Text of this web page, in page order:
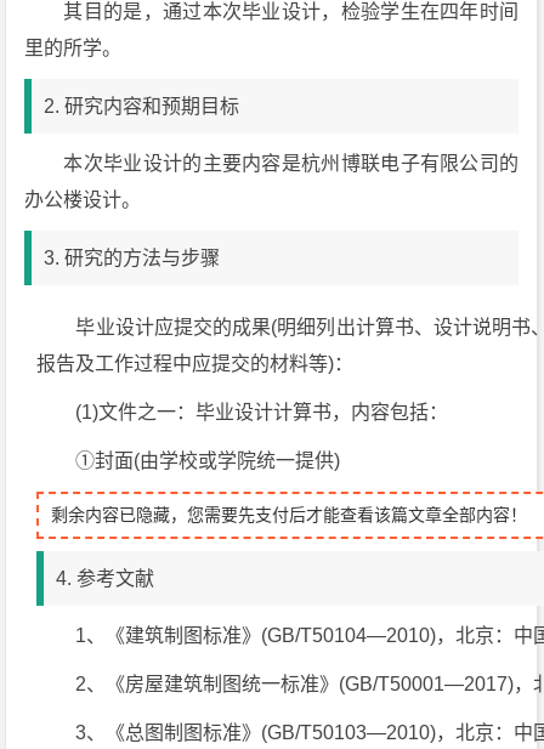
其目的是，通过本次毕业设计，检验学生在四年时间
里的所学。
2. 研究内容和预期目标
本次毕业设计的主要内容是杭州博联电子有限公司的
办公楼设计。
3. 研究的方法与步骤
毕业设计应提交的成果(明细列出计算书、设计说明书
报告及工作过程中应提交的材料等)：
(1)文件之一：毕业设计计算书，内容包括：
①封面(由学校或学院统一提供)
剩余内容已隐藏，您需要先支付后才能查看该篇文章全部内容！
4. 参考文献
1、《建筑制图标准》(GB/T50104—2010)，北京：中
2、《房屋建筑制图统一标准》(GB/T50001—2017)，
3、《总图制图标准》(GB/T50103—2010)，北京：中